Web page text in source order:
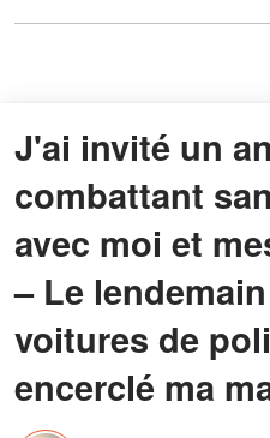
J'ai invité un
combattant
avec moi et
– Le
voitures de
encerclé ma